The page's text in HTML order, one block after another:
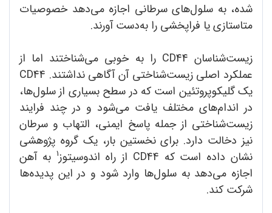
شده، به سلول‌های سرطانی اجازه می‌دهد خصوصیات
متاستازی یا فراپخشی را به‌دست آورند.
زیست‌شناسان CD44 را به خوبی می‌شناختند اما از
عملکرد اصلی زیست‌شناختی آن آگاهی نداشتند. CD44
یک گلیکوپروتئین است که در سطح بسیاری از سلول‌ها،
در اندام‌های مختلف یافت می‌شود و در چند فرایند
زیست‌شناختی از جمله پاسخ ایمنی، التهاب و سرطان
نیز دخالت دارد. برای نخستین بار، یک گروه پژوهشی
نشان داده است که CD44 از راه اندوسیتوز
1به آهن
اجازه می‌دهد به سلول‌ها وارد شود و در این پدیده‌ها
شرکت ‌کند.